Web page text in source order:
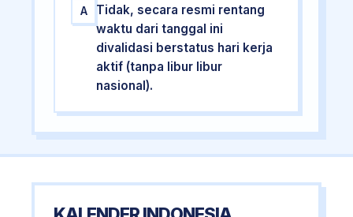
A
Tidak, secara resmi rentang
waktu dari tanggal ini
divalidasi berstatus hari kerja
aktif (tanpa libur libur
nasional).